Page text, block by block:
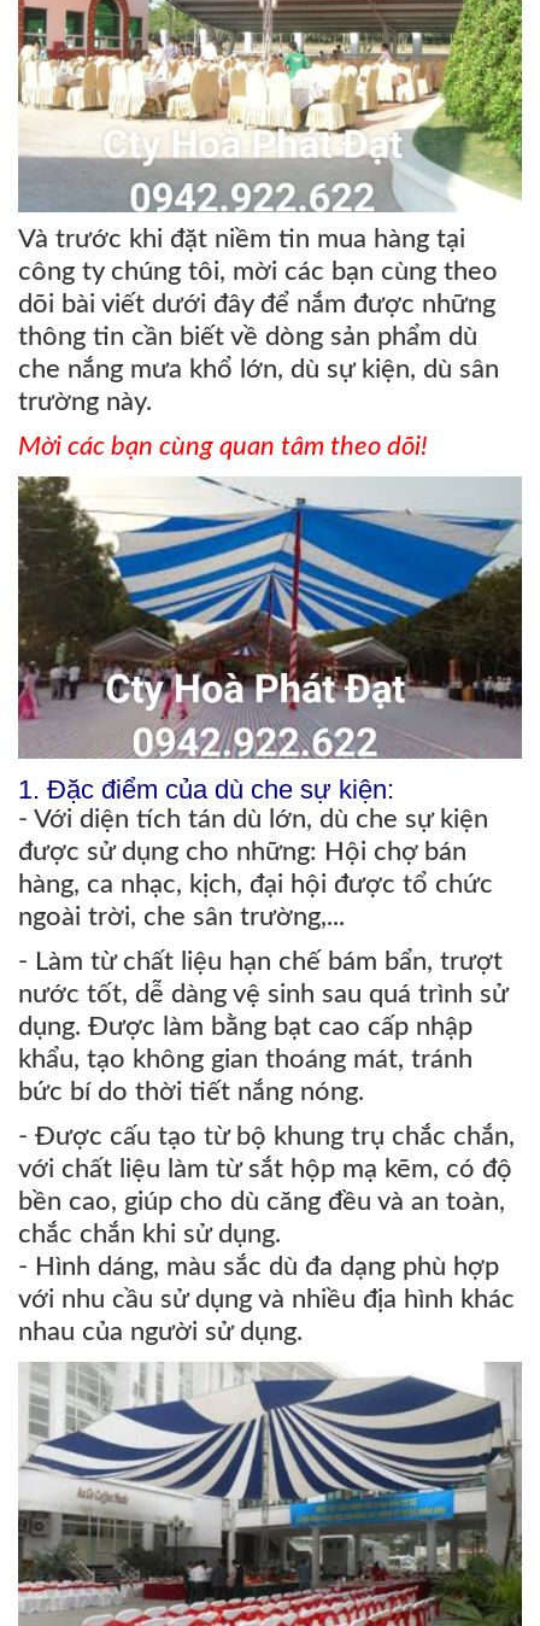
Và trước khi đặt niềm tin mua hàng tại
công ty chúng tôi, mời các bạn cùng theo
dõi bài viết dưới đây để nắm được những
thông tin cần biết về dòng sản phẩm dù
che nắng mưa khổ lớn, dù sự kiện, dù sân
trường này.
Mời các bạn cùng quan tâm theo dõi!
1. Đặc điểm của dù che sự kiện:
- Với diện tích tán dù lớn, dù che sự kiện
được sử dụng cho những: Hội chợ bán
hàng, ca nhạc, kịch, đại hội được tổ chức
ngoài trời, che sân trường,...
- Làm từ chất liệu hạn chế bám bẩn, trượt
nước tốt, dễ dàng vệ sinh sau quá trình sử
dụng. Được làm bằng bạt cao cấp nhập
khẩu, tạo không gian thoáng mát, tránh
bức bí do thời tiết nắng nóng.
- Được cấu tạo từ bộ khung trụ chắc chắn,
với chất liệu làm từ sắt hộp mạ kẽm, có độ
bền cao, giúp cho dù căng đều và an toàn,
chắc chắn khi sử dụng.
- Hình dáng, màu sắc dù đa dạng phù hợp
với nhu cầu sử dụng và nhiều địa hình khác
nhau của người sử dụng.